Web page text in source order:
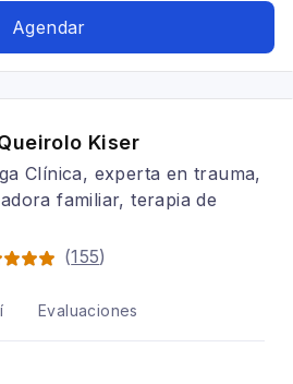
Agendar
Kiser
Clínica, experta en trauma,
familiar, terapia de
(155)
Evaluaciones